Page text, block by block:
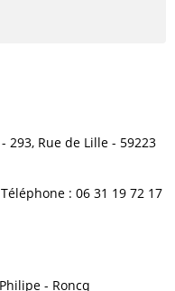
293, Rue de Lille - 59223
: 06 31 19 72 17
- Roncq